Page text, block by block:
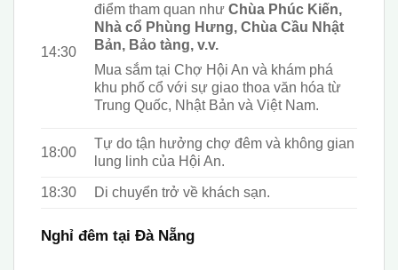
14:30
điểm tham quan như Chùa Phúc Kiến,
Nhà cổ Phùng Hưng, Chùa Cầu Nhật
Bản, Bảo tàng, v.v.
Mua sắm tại Chợ Hội An và khám phá
khu phố cổ với sự giao thoa văn hóa từ
Trung Quốc, Nhật Bản và Việt Nam.
18:00
Tự do tận hưởng chợ đêm và không gian
lung linh của Hội An.
18:30 Di chuyển trở về khách sạn.
Nghỉ đêm tại Đà Nẵng